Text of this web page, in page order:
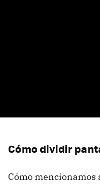
Cómo dividir
Cómo mencionamos